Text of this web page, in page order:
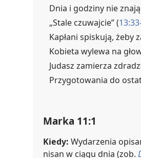
Dnia i godziny nie
„Stale czuwajcie” (
Kapłani spiskują, żeby
Kobieta wylewa na
Judasz zamierza
Przygotowania do
Marka 11:1
Kiedy: Wydarzenia
nisan w ciągu dnia (zob.